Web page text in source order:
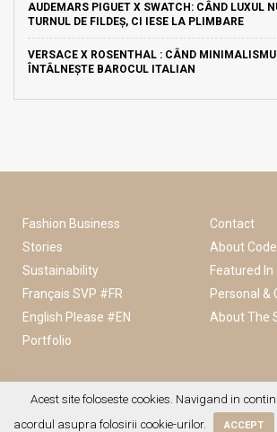
AUDEMARS PIGUET X SWATCH: CÂND LUXUL
TURNUL DE FILDEȘ, CI IESE LA PLIMBARE
VERSACE X ROSENTHAL : CÂND
ÎNTÂLNEȘTE BAROCUL ITALIAN
Fashion Business
Stories
Sustainability
Français SVP #FR
English Please #EN
Portfolio
Contact
About
Featured In
Personal &
About The
2025 © Code Noir Style. All Rights
Acest site foloseste cookies. Navigand in
acordul asupra folosirii cookie-urilor.
ACCEPT